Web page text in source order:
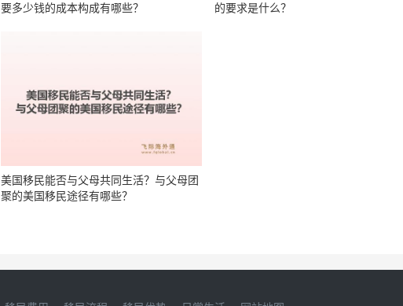
要多少钱的成本构成有哪些？
的要求是什么？
美国移民能否与父母共同生活？与父母团
聚的美国移民途径有哪些？